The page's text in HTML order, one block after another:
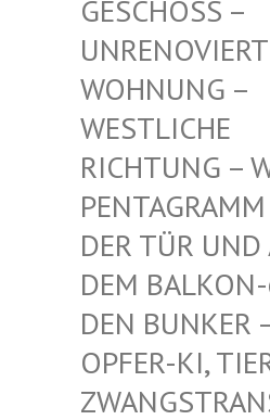
SS – UNRENO
VIERTE-VZ
G – WESTLI
CHE RICHTU
NG – WEISSES
AMM ÜBER
UND AUF
KON-©BEI
KER – OPFER-
I, TIERKI –
RANSENKI… –